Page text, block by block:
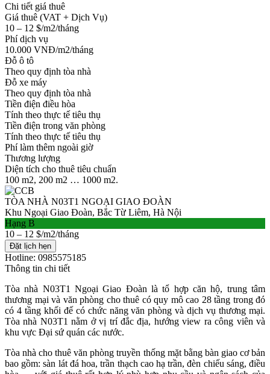
Chi tiết giá thuê
Giá thuê (VAT + Dịch Vụ)
10 – 12 $/m2/tháng
Phí dịch vụ
10.000 VNĐ/m2/tháng
Đỗ ô tô
Theo quy định tòa nhà
Đỗ xe máy
Theo quy định tòa nhà
Tiền điện điều hòa
Tính theo thực tế tiêu thụ
Tiền điện trong văn phòng
Tính theo thực tế tiêu thụ
Phí làm thêm ngoài giờ
Thương lượng
Diện tích cho thuê tiêu chuẩn
100 m2, 200 m2 … 1000 m2.
TÒA NHÀ N03T1 NGOẠI GIAO ĐOÀN
Khu Ngoại Giao Đoàn, Bắc Từ Liêm, Hà Nội
Hạng B
10 – 12 $/m2/tháng
Đặt lịch hẹn
Hotline: 0985575185
Thông tin chi tiết
Tòa nhà N03T1 Ngoại Giao Đoàn là tổ hợp căn hộ, trung tâm
thương mại và văn phòng cho thuê có quy mô cao 28 tầng trong đó
có 4 tầng khối đế có chức năng văn phòng và dịch vụ thương mại.
Tòa nhà N03T1 nằm ở vị trí đắc địa, hướng view ra công viên và
khu vực Đại sứ quán các nước.
Tòa nhà cho thuê văn phòng truyền thống mặt bằng bàn giao cơ bản
bao gồm: sàn lát đá hoa, trần thạch cao hạ trần, đèn chiếu sáng, điều